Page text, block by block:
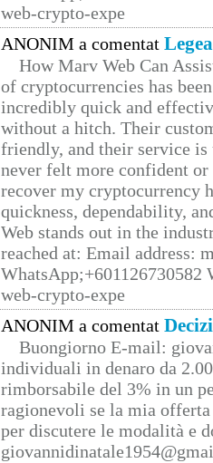
web-crypto-expe
ANONIM a comentat
How Marv Web Can
of cryptocurrencies has
incredibly quick and
without a hitch. Their
friendly, and their service
never felt more confident
recover my cryptocurrency
quickness, dependability,
Web stands out in the
reached at: Email address:
web-crypto-expe
ANONIM a comentat
Buongiorno E-mail:
individuali in denaro da
rimborsabile del 3% in un
ragionevoli se la mia
per discutere le modalità e